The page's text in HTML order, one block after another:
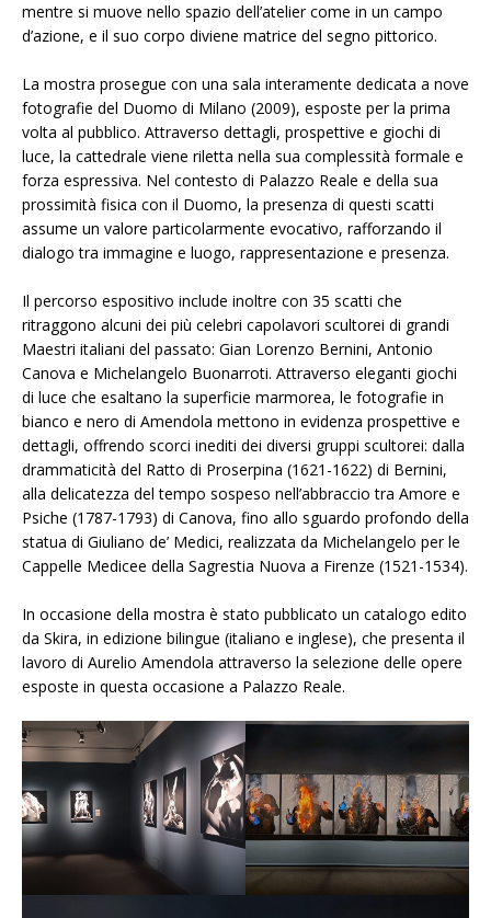
mentre si muove nello spazio dell’atelier come in un campo
d’azione, e il suo corpo diviene matrice del segno pittorico.
La mostra prosegue con una sala interamente dedicata a nove
fotografie del Duomo di Milano (2009), esposte per la prima
volta al pubblico. Attraverso dettagli, prospettive e giochi di
luce, la cattedrale viene riletta nella sua complessità formale e
forza espressiva. Nel contesto di Palazzo Reale e della sua
prossimità fisica con il Duomo, la presenza di questi scatti
assume un valore particolarmente evocativo, rafforzando il
dialogo tra immagine e luogo, rappresentazione e presenza.
Il percorso espositivo include inoltre con 35 scatti che
ritraggono alcuni dei più celebri capolavori scultorei di grandi
Maestri italiani del passato: Gian Lorenzo Bernini, Antonio
Canova e Michelangelo Buonarroti. Attraverso eleganti giochi
di luce che esaltano la superficie marmorea, le fotografie in
bianco e nero di Amendola mettono in evidenza prospettive e
dettagli, offrendo scorci inediti dei diversi gruppi scultorei: dalla
drammaticità del Ratto di Proserpina (1621-1622) di Bernini,
alla delicatezza del tempo sospeso nell’abbraccio tra Amore e
Psiche (1787-1793) di Canova, fino allo sguardo profondo della
statua di Giuliano de’ Medici, realizzata da Michelangelo per le
Cappelle Medicee della Sagrestia Nuova a Firenze (1521-1534).
In occasione della mostra è stato pubblicato un catalogo edito
da Skira, in edizione bilingue (italiano e inglese), che presenta il
lavoro di Aurelio Amendola attraverso la selezione delle opere
esposte in questa occasione a Palazzo Reale.